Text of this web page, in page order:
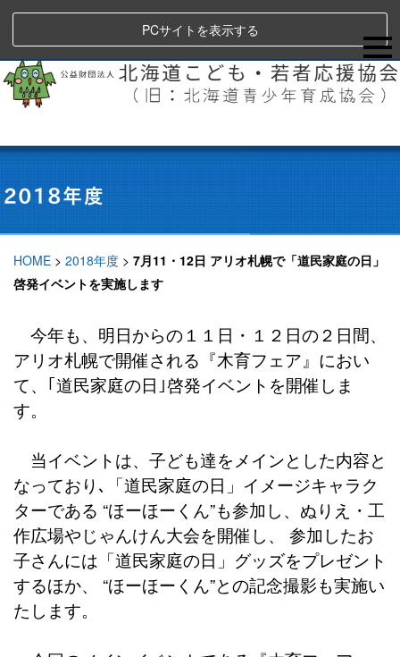
PCサイトを表示する
HOME > 2018年度 > 7月11・12日 アリオ札幌で「道民家庭の日」
啓発イベントを実施します
今年も、明日からの１１日・１２日の２日間、
アリオ札幌で開催される『木育フェア』におい
て、｢道民家庭の日｣啓発イベントを開催しま
す。
当イベントは、子ども達をメインとした内容と
なっており､「道民家庭の日」イメージキャラク
ターである “ほーほーくん”も参加し、ぬりえ・工
作広場やじゃんけん大会を開催し、 参加したお
子さんには「道民家庭の日」グッズをプレゼント
するほか、 “ほーほーくん”との記念撮影も実施い
たします。